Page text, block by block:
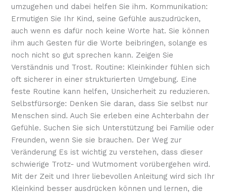
umzugehen und dabei helfen Sie ihm. Kommunikation:
Ermutigen Sie Ihr Kind, seine Gefühle auszudrücken,
auch wenn es dafür noch keine Worte hat. Sie können
ihm auch Gesten für die Worte beibringen, solange es
noch nicht so gut sprechen kann. Zeigen Sie
Verständnis und Trost. Routine: Kleinkinder fühlen sich
oft sicherer in einer strukturierten Umgebung. Eine
feste Routine kann helfen, Unsicherheit zu reduzieren.
Selbstfürsorge: Denken Sie daran, dass Sie selbst nur
Menschen sind. Auch Sie erleben eine Achterbahn der
Gefühle. Suchen Sie sich Unterstützung bei Familie oder
Freunden, wenn Sie sie brauchen. Der Weg zur
Veränderung Es ist wichtig zu verstehen, dass dieser
schwierige Trotz- und Wutmoment vorübergehen wird.
Mit der Zeit und Ihrer liebevollen Anleitung wird sich Ihr
Kleinkind besser ausdrücken können und lernen, die